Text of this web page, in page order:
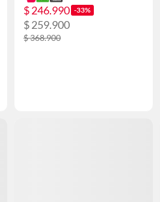
$ 246.990 -33%
$ 259.900
$ 368.900